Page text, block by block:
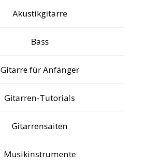
Akustikgitarre
Bass
Gitarre für Anfänger
Gitarren-Tutorials
Gitarrensaiten
Musikinstrumente